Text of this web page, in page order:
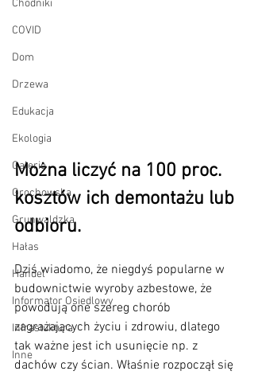
Chodniki
COVID
Dom
Drzewa
Edukacja
Ekologia
Galerie
Grochowska
Grunwaldzka
Hałas
Handel
Informator Osiedlowy
Infrastuktura
Inne
Można liczyć na 100 proc.
kosztów ich demontażu lub
odbioru.
Dziś wiadomo, że niegdyś popularne w
budownictwie wyroby azbestowe, że
powodują one szereg chorób
zagrażających życiu i zdrowiu, dlatego
tak ważne jest ich usunięcie np. z
dachów czy ścian. Właśnie rozpoczął się